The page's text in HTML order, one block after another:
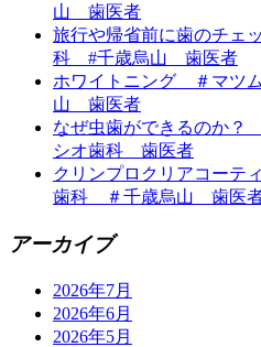
山 歯医者
旅行や帰省前に歯のチェ
科 #千歳烏山 歯医者
ホワイトニング ＃マツ
山 歯医者
なぜ虫歯ができるのか
シオ歯科 歯医者
クリンプロクリアコーテ
歯科 ＃千歳烏山 歯医
アーカイブ
2026年7月
2026年6月
2026年5月